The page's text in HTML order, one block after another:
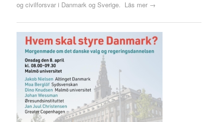
og civilforsvar i Danmark og Sverige. Läs mer →